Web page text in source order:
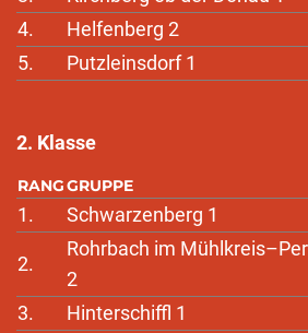
4.
Helfenberg 2
5.
Putzleinsdorf 1
2. Klasse
RANGGRUPPE
1. Schwarzenberg 1
2.
Rohrbach im
2
3. Hinterschiffl 1